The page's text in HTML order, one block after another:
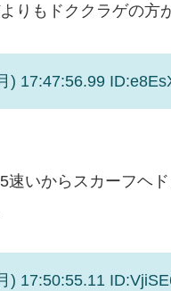
りもドククラゲの方
) 17:47:56.99
速いからスカーフヘ
) 17:50:55.11